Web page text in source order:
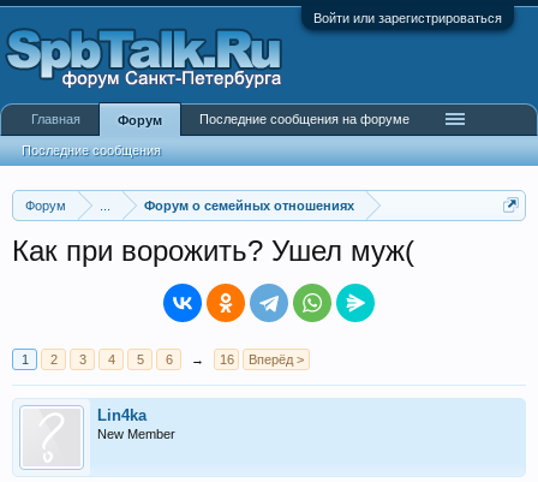
Войти или зарегистрироваться
Форум Форум о семейных отношениях
Как при ворожить? Ушел муж(
1 2 3 4 5 6 → 16 Вперёд >
Lin4ka
New Member
Главная Форум
Последние сообщения
Последние сообщения на форуме